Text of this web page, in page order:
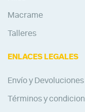
Macrame
Talleres
ENLACES LEGALES
Envío y Devoluciones
Términos y